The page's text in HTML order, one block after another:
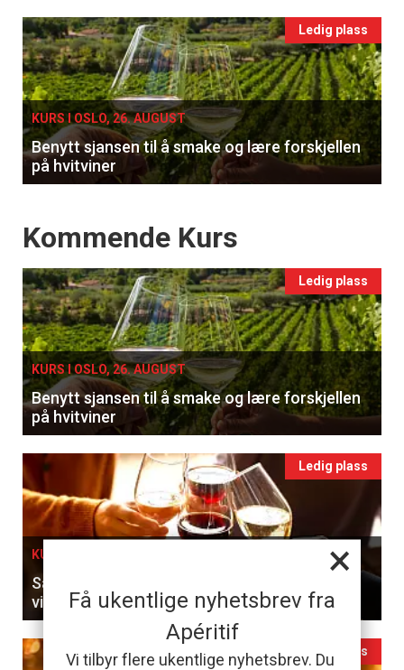
×
Få ukentlige nyhetsbrev fra
Apéritif
Vi tilbyr flere ukentlige nyhetsbrev. Du
Events
single
Ledig plass
KURS I OSLO, 26. AUGUST
Benytt sjansen til å smake og lære forskjellen
på hvitviner
Events
Kommende Kurs
Ledig plass
KURS I OSLO, 26. AUGUST
Benytt sjansen til å smake og lære forskjellen
på hvitviner
Ledig plass
KURS I OSLO, 27. AUGUST
Sammenlign franske klassikere og ungarske
viner til en 5-retters meny
Ledig plass